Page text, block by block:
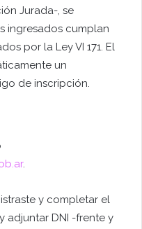
Jurada-, se
ingresados ​​cumplan
por la Ley VI 171. El
un
de inscripción.
.
y completar el
adjuntar DNI -frente y